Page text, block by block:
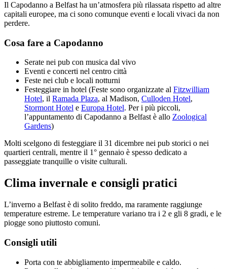
Il Capodanno a Belfast ha un’atmosfera più rilassata rispetto ad altre
capitali europee, ma ci sono comunque eventi e locali vivaci da non
perdere.
Cosa fare a Capodanno
Serate nei pub con musica dal vivo
Eventi e concerti nel centro città
Feste nei club e locali notturni
Festeggiare in hotel (Feste sono organizzate al Fitzwilliam
Hotel, il Ramada Plaza, al Madison, Culloden Hotel,
Stormont Hotel e Europa Hotel. Per i più piccoli,
l’appuntamento di Capodanno a Belfast è allo Zoological
Gardens)
Molti scelgono di festeggiare il 31 dicembre nei pub storici o nei
quartieri centrali, mentre il 1° gennaio è spesso dedicato a
passeggiate tranquille o visite culturali.
Clima invernale e consigli pratici
L’inverno a Belfast è di solito freddo, ma raramente raggiunge
temperature estreme. Le temperature variano tra i 2 e gli 8 gradi, e le
piogge sono piuttosto comuni.
Consigli utili
Porta con te abbigliamento impermeabile e caldo.